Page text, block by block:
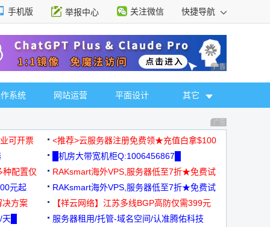
手机版 举报中心 关注微信 快捷导航
择 广告 商业广告，理
系统 网站运营 平面设计 其它
广告 商业广告，理
可开票
<推荐>云服务器注册免费领★充值白拿$100
█机房大带宽机柜Q:1006456867█
种配置仅
RAKsmart海外VPS,服务器低至7折★免费试
用★
元起
RAKsmart海外VPS,服务器低至7折★免费试
用★
决方案
【祥云网络】江苏多线BGP高防仅需399元
█
服务器租用/托管-域名空间/认准腾佑科技